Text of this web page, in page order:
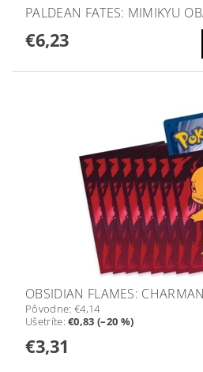
PALDEAN FATES: MIMIKYU
€6,23
OBSIDIAN FLAMES:
Pôvodne: €4,14
Ušetríte:€0,83 (–20 %)
€3,31